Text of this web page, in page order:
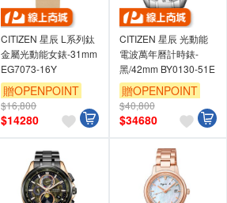
CITIZEN 星辰 L系列鈦
金屬光動能女錶-31mm
EG7073-16Y
贈OPENPOINT
$16,800
$14280
CITIZEN 星辰 光動能
電波萬年曆計時錶-
黑/42mm BY0130-51E
贈OPENPOINT
$40,800
$34680